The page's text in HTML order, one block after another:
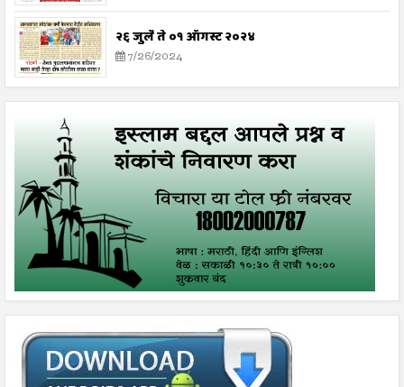
२६ जुलै ते ०१ ऑगस्ट २०२४
7/26/2024